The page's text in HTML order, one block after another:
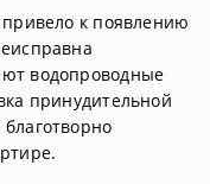
к появлению
водопроводные
принудительной